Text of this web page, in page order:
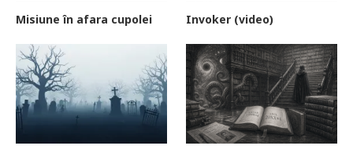
Misiune în afara cupolei Invoker (video)